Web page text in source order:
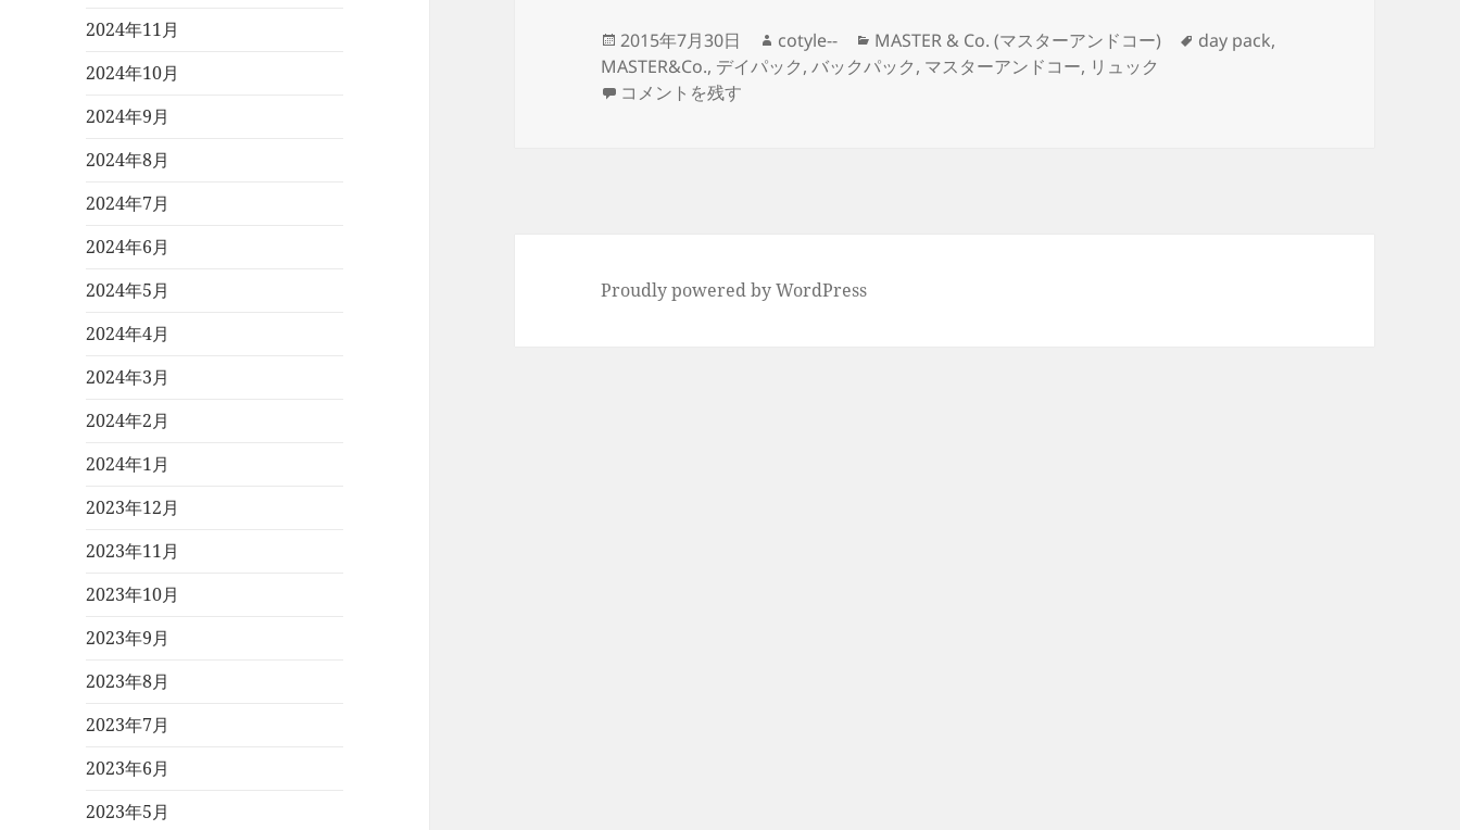
2024年11月
2024年10月
2024年9月
2024年8月
2024年7月
2024年6月
2024年5月
2024年4月
2024年3月
2024年2月
2024年1月
2023年12月
2023年11月
2023年10月
2023年9月
2023年8月
2023年7月
2023年6月
2023年5月
投
稿
日:
2015年7月30日
作
成
cotyle--
カ
テ
MASTER & Co. (マスターアンドコー)
タ
day pack,
MASTER&Co., デイパック,バックパック, マスターアンドコー, リュック
MASTER & Co. (マスターアンドコー) 60/40 CLOTH DAYPACK(カラビナ付) に
コメントを残す
Proudly powered by WordPress